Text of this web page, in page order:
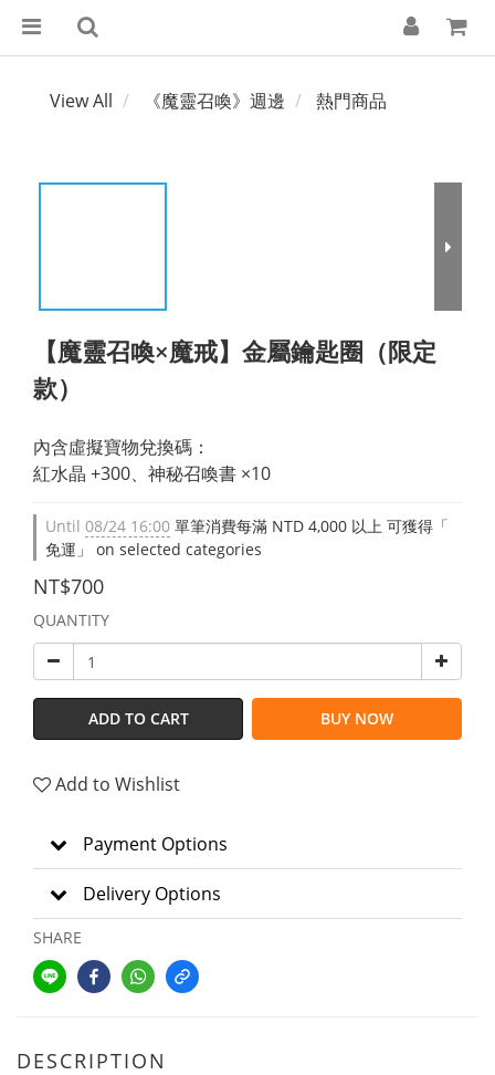
View All 《魔靈召喚》週邊 熱門商品
【魔靈召喚×魔戒】金屬鑰匙圈（限定
款）
內含虛擬寶物兌換碼：
紅水晶 +300、神秘召喚書 ×10
Until 08/24 16:00 單筆消費每滿 NTD 4,000 以上 可獲得「
免運」 on selected categories
NT$700
QUANTITY
ADD TO CART BUY NOW
Add to Wishlist
Payment Options
Delivery Options
SHARE
DESCRIPTION